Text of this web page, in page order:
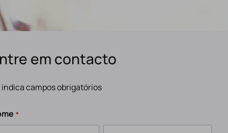
em contacto
indica campos obrigatórios
*